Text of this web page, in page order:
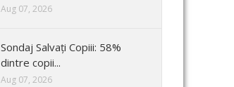
Aug 07, 2026
Sondaj Salvați Copiii: 58%
dintre copii...
Aug 07, 2026